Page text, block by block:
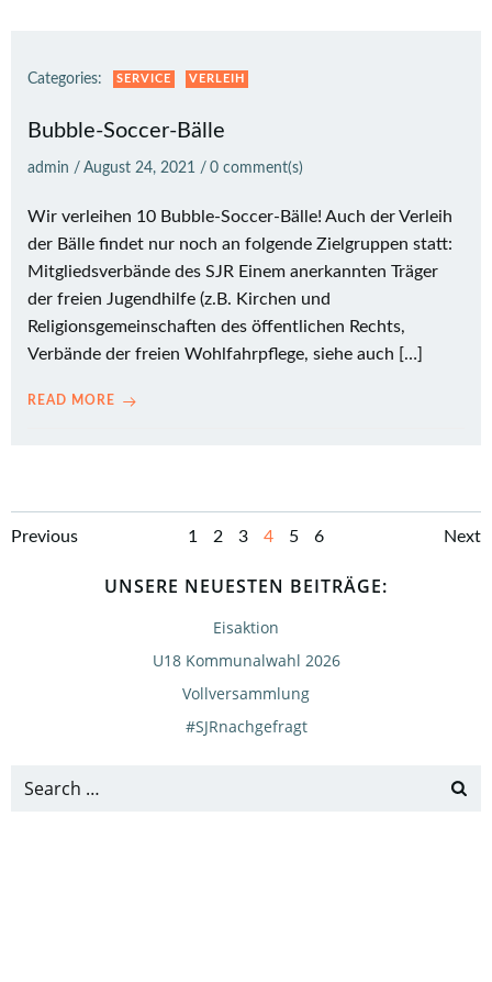
Categories: SERVICE VERLEIH
Bubble-Soccer-Bälle
admin / August 24, 2021 / 0 comment(s)
Wir verleihen 10 Bubble-Soccer-Bälle! Auch der Verleih
der Bälle findet nur noch an folgende Zielgruppen statt:
Mitgliedsverbände des SJR Einem anerkannten Träger
der freien Jugendhilfe (z.B. Kirchen und
Religionsgemeinschaften des öffentlichen Rechts,
Verbände der freien Wohlfahrpflege, siehe auch […]
READ MORE
Posts
navigation
Previous
Posts
navigation
Page
1 Page
2 Page
3 Page
4 Page
5 Page
6 Next
UNSERE NEUESTEN BEITRÄGE:
Eisaktion
U18 Kommunalwahl 2026
Vollversammlung
#SJRnachgefragt